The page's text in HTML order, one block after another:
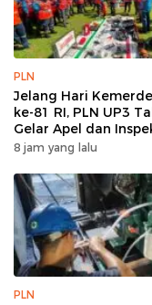
PLN
Jelang Hari
ke-81 RI, PLN UP3
Gelar Apel dan
Peralatan Guna
Kepulauan Nusa
8 jam yang lalu
PLN